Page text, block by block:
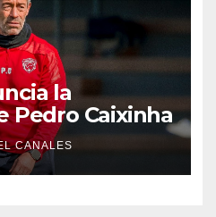
la
Pedro Caixinha
CANALES